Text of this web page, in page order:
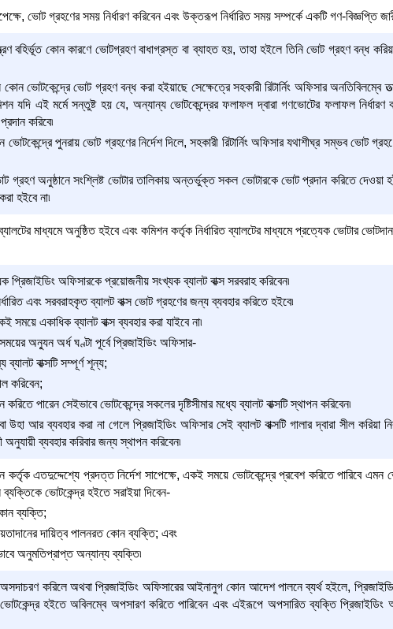
ভোট গ্রহণের সময় নির্ধারণ করিবেন এবং উক্তরূপ নির্ধারিত সময় সম্পর্কে একটি গণ-বিজ্ঞপ্তি
বহির্ভূত কোন কারণে ভোটগ্রহণ বাধাগ্রস্ত বা ব্যাহত হয়, তাহা হইলে তিনি ভোট গ্রহণ বন্ধ করিয়া
ভোটকেন্দ্রে ভোট গ্রহণ বন্ধ করা হইয়াছে সেক্ষেত্রে সহকারী রিটার্নিং অফিসার অনতিবিলম্বে
যদি এই মর্মে সন্তুষ্ট হয় যে, অন্যান্য ভোটকেন্দ্রের ফলাফল দ্বারা গণভোটের ফলাফল
করিবে৷
পুনরায় ভোট গ্রহণের নির্দেশ দিলে, সহকারী রিটার্নিং অফিসার যথাশীঘ্র সম্ভব ভোট
অনুষ্ঠানে সংশ্লিষ্ট ভোটার তালিকায় অন্তর্ভুক্ত সকল ভোটারকে ভোট প্রদান করিতে
হইবে না৷
মাধ্যমে অনুষ্ঠিত হইবে এবং কমিশন কর্তৃক নির্ধারিত ব্যালটের মাধ্যমে প্রত্যেক ভোটার ভোটদান
প্রিজাইডিং অফিসারকে প্রয়োজনীয় সংখ্যক ব্যালট বাক্স সরবরাহ করিবেন৷
এবং সরবরাহকৃত ব্যালট বাক্স ভোট গ্রহণের জন্য ব্যবহার করিতে হইবে৷
একাধিক ব্যালট বাক্স ব্যবহার করা যাইবে না৷
অন্যুন অর্ধ ঘণ্টা পূর্বে প্রিজাইডিং অফিসার-
বাক্সটি সম্পূর্ণ শূন্য;
করিবেন;
পারেন সেইভাবে ভোটকেন্দ্রে সকলের দৃষ্টিসীমার মধ্যে ব্যালট বাক্সটি স্থাপন করিবেন৷
উহা আর ব্যবহার করা না গেলে প্রিজাইডিং অফিসার সেই ব্যালট বাক্সটি গালার দ্বারা সীল করিয়া
অনুযায়ী ব্যবহার করিবার জন্য স্থাপন করিবেন৷
কর্তৃক এতদুদ্দেশ্যে প্রদত্ত নির্দেশ সাপেক্ষে, একই সময়ে ভোটকেন্দ্রে প্রবেশ করিতে পারিবে এমন
ভোটকেন্দ্র হইতে সরাইয়া দিবেন-
ব্যক্তি;
দায়িত্ব পালনরত কোন ব্যক্তি; এবং
অনুমতিপ্রাপ্ত অন্যান্য ব্যক্তি৷
করিলে অথবা প্রিজাইডিং অফিসারের আইনানুগ কোন আদেশ পালনে ব্যর্থ হইলে,
হইতে অবিলম্বে অপসারণ করিতে পারিবেন এবং এইরূপে অপসারিত ব্যক্তি প্রিজাইডিং